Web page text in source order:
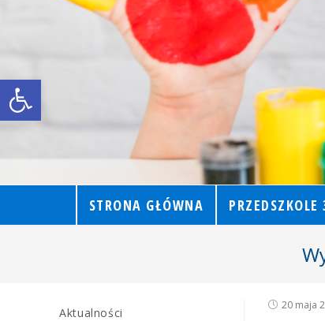
Open toolbar
STRONA GŁÓWNA PRZEDSZKOLE
20 maja
Aktualności